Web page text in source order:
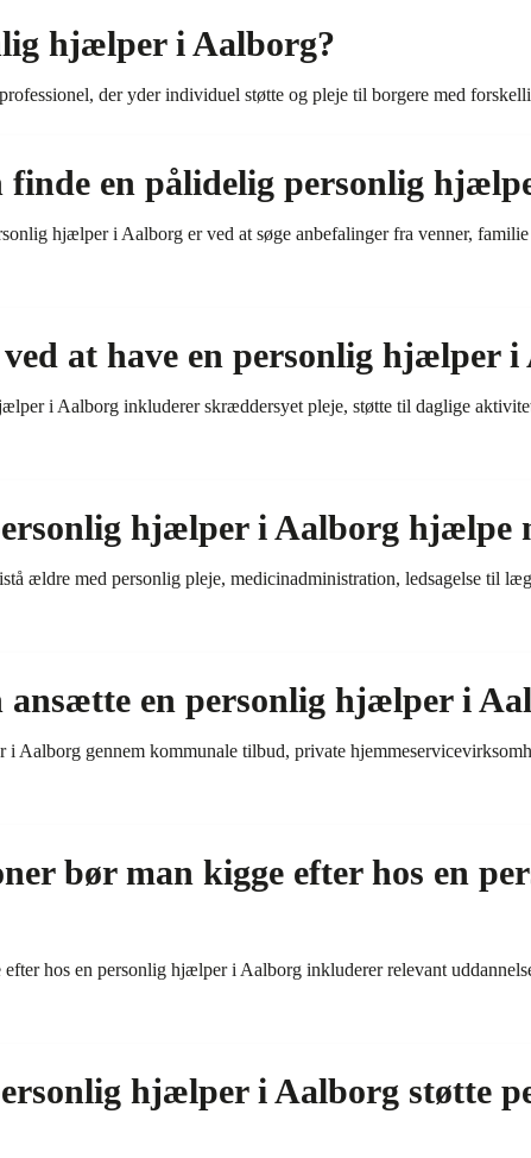
hjælper i Aalborg?
der yder individuel støtte og pleje til borgere med
en pålidelig personlig
hjælper i Aalborg er ved at søge anbefalinger fra venner,
at have en personlig hjælper i
i Aalborg inkluderer skræddersyet pleje, støtte til daglige
hjælper i Aalborg hjælpe
ældre med personlig pleje, medicinadministration, ledsagelse til
en personlig hjælper i
Aalborg gennem kommunale tilbud, private
bør man kigge efter hos en
hos en personlig hjælper i Aalborg inkluderer relevant
hjælper i Aalborg støtte